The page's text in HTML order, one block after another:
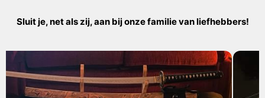
Sluit je, net als zij, aan bij onze familie van liefhebbers!